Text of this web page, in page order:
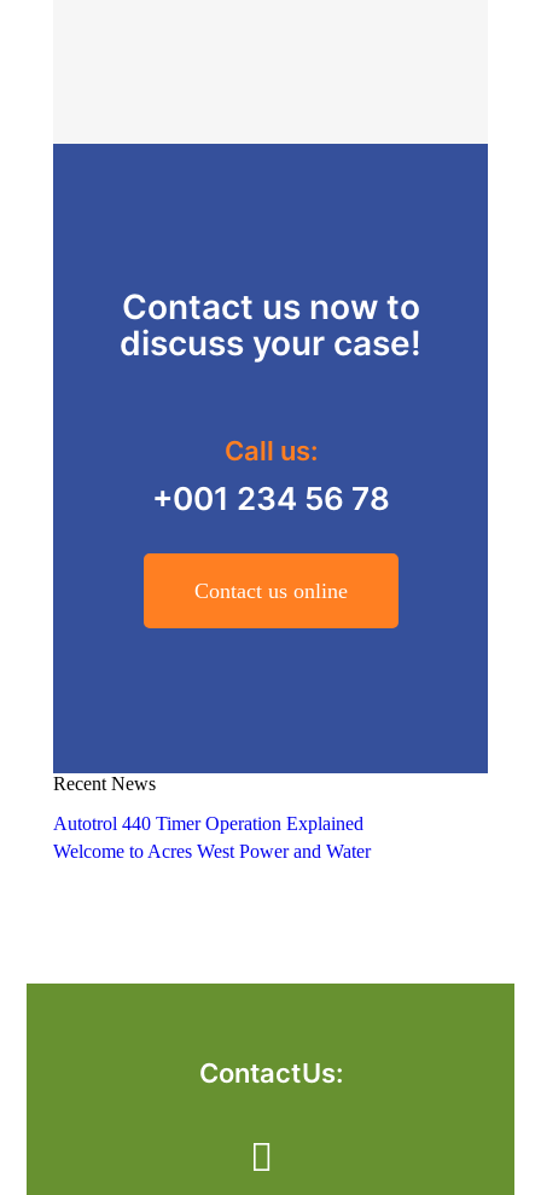
Contact us now to
discuss your case!
Call us:
+001 234 56 78
Contact us online
Recent News
Autotrol 440 Timer Operation Explained
Welcome to Acres West Power and Water
Contact Us: